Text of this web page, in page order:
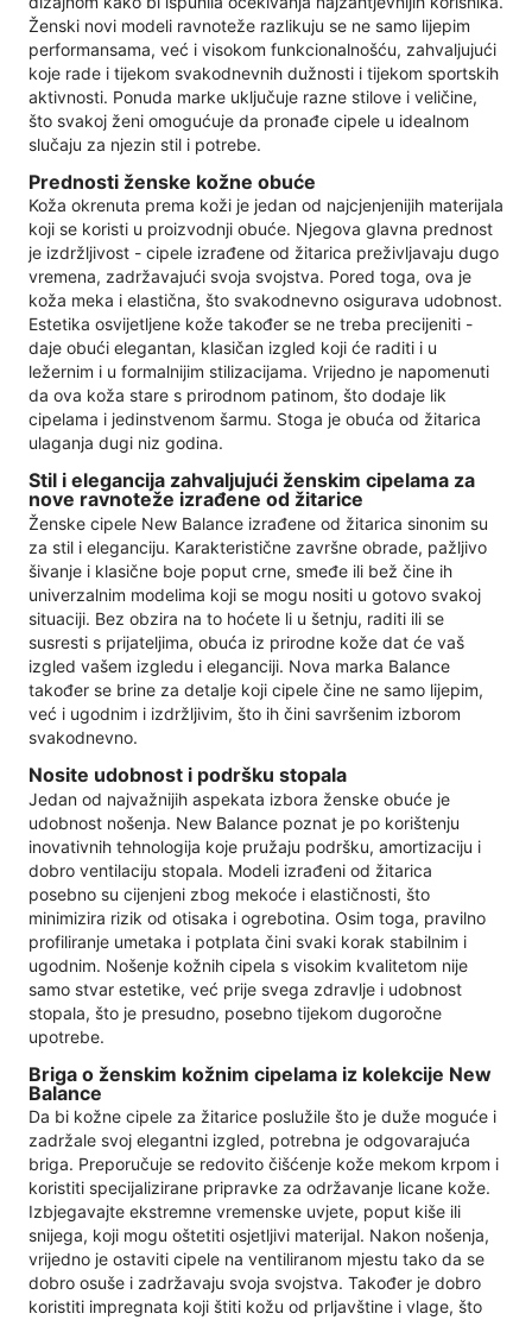
Ženski novi modeli ravnoteže razlikuju se ne samo lijepim
performansama, već i visokom funkcionalnošću, zahvaljujući
koje rade i tijekom svakodnevnih dužnosti i tijekom sportskih
aktivnosti. Ponuda marke uključuje razne stilove i veličine,
što svakoj ženi omogućuje da pronađe cipele u idealnom
slučaju za njezin stil i potrebe.
Prednosti ženske kožne obuće
Koža okrenuta prema koži je jedan od najcjenjenijih materijala
koji se koristi u proizvodnji obuće. Njegova glavna prednost
je izdržljivost - cipele izrađene od žitarica preživljavaju dugo
vremena, zadržavajući svoja svojstva. Pored toga, ova je
koža meka i elastična, što svakodnevno osigurava udobnost.
Estetika osvijetljene kože također se ne treba precijeniti -
daje obući elegantan, klasičan izgled koji će raditi i u
ležernim i u formalnijim stilizacijama. Vrijedno je napomenuti
da ova koža stare s prirodnom patinom, što dodaje lik
cipelama i jedinstvenom šarmu. Stoga je obuća od žitarica
ulaganja dugi niz godina.
Stil i elegancija zahvaljujući ženskim cipelama za
nove ravnoteže izrađene od žitarice
Ženske cipele New Balance izrađene od žitarica sinonim su
za stil i eleganciju. Karakteristične završne obrade, pažljivo
šivanje i klasične boje poput crne, smeđe ili bež čine ih
univerzalnim modelima koji se mogu nositi u gotovo svakoj
situaciji. Bez obzira na to hoćete li u šetnju, raditi ili se
susresti s prijateljima, obuća iz prirodne kože dat će vaš
izgled vašem izgledu i eleganciji. Nova marka Balance
također se brine za detalje koji cipele čine ne samo lijepim,
već i ugodnim i izdržljivim, što ih čini savršenim izborom
svakodnevno.
Nosite udobnost i podršku stopala
Jedan od najvažnijih aspekata izbora ženske obuće je
udobnost nošenja. New Balance poznat je po korištenju
inovativnih tehnologija koje pružaju podršku, amortizaciju i
dobro ventilaciju stopala. Modeli izrađeni od žitarica
posebno su cijenjeni zbog mekoće i elastičnosti, što
minimizira rizik od otisaka i ogrebotina. Osim toga, pravilno
profiliranje umetaka i potplata čini svaki korak stabilnim i
ugodnim. Nošenje kožnih cipela s visokim kvalitetom nije
samo stvar estetike, već prije svega zdravlje i udobnost
stopala, što je presudno, posebno tijekom dugoročne
upotrebe.
Briga o ženskim kožnim cipelama iz kolekcije New
Balance
Da bi kožne cipele za žitarice poslužile što je duže moguće i
zadržale svoj elegantni izgled, potrebna je odgovarajuća
briga. Preporučuje se redovito čišćenje kože mekom krpom i
koristiti specijalizirane pripravke za održavanje licane kože.
Izbjegavajte ekstremne vremenske uvjete, poput kiše ili
snijega, koji mogu oštetiti osjetljivi materijal. Nakon nošenja,
vrijedno je ostaviti cipele na ventiliranom mjestu tako da se
dobro osuše i zadržavaju svoja svojstva. Također je dobro
koristiti impregnata koji štiti kožu od prljavštine i vlage, što